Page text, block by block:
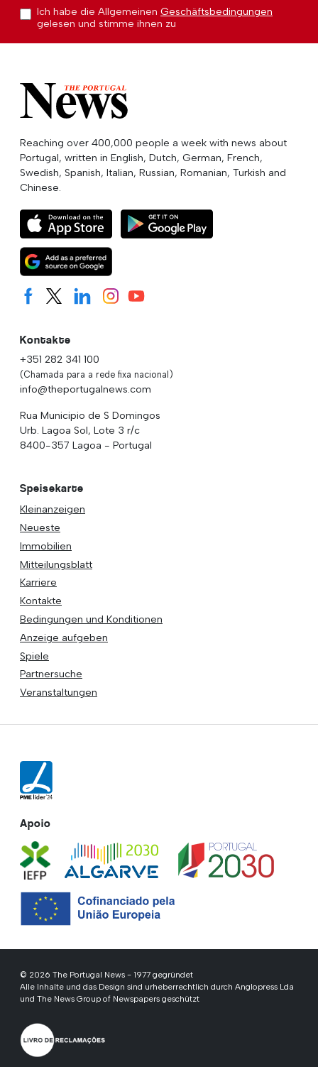
Ich habe die Allgemeinen Geschäftsbedingungen
gelesen und stimme ihnen zu
Reaching over 400,000 people a week with news about
Portugal, written in English, Dutch, German, French,
Swedish, Spanish, Italian, Russian, Romanian, Turkish and
Chinese.
Kontakte
+351 282 341 100
(Chamada para a rede fixa nacional)
info@theportugalnews.com
Rua Municipio de S Domingos
Urb. Lagoa Sol, Lote 3 r/c
8400-357 Lagoa - Portugal
Speisekarte
Kleinanzeigen
Neueste
Immobilien
Mitteilungsblatt
Karriere
Kontakte
Bedingungen und Konditionen
Anzeige aufgeben
Spiele
Partnersuche
Veranstaltungen
Apoio
© 2026 The Portugal News - 1977 gegründet
Alle Inhalte und das Design sind urheberrechtlich durch Anglopress Lda
und The News Group of Newspapers geschützt